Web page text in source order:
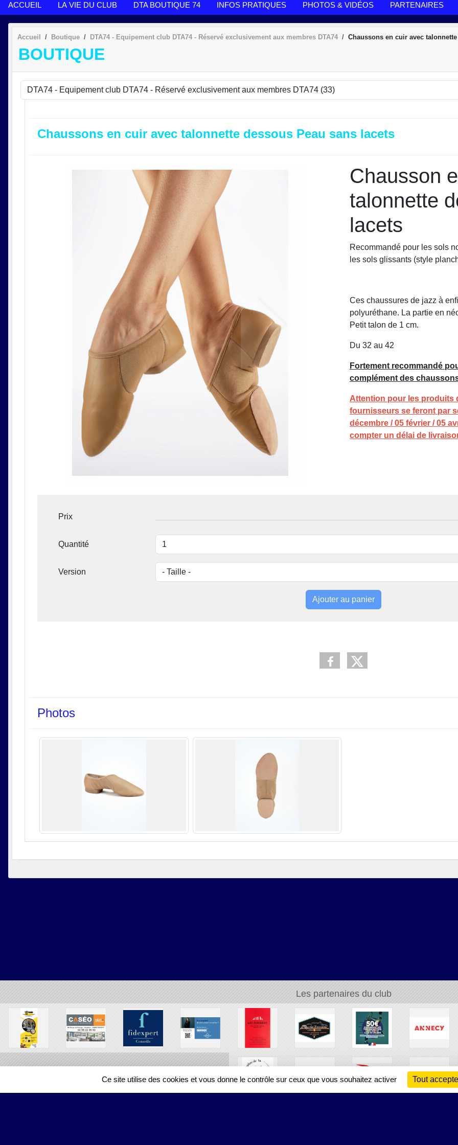
ACCUEIL LA VIE DU CLUB DTA BOUTIQUE 74 INFOS PRATIQUES PHOTOS & VIDÉOS PARTENAIRES
Accueil Boutique DTA74 - Equipement club DTA74 - Réservé exclusivement aux membres DTA74 Chaussons en cuir avec
BOUTIQUE
Chaussons en cuir avec talonnette dessous Peau sans lacets
Chausson
talonnette
lacets
Recommandé pour les sols
les sols glissants (style
Ces chaussures de jazz à
polyuréthane. La partie en
Petit talon de 1 cm.
Du 32 au 42
Fortement recommandé
complément des
Attention pour les produits
fournisseurs se feront par
décembre / 05 février / 05
compter un délai de
Prix
Quantité
Version
Ajouter au panier
Photos
Les partenaires du club
Ce site utilise des cookies et vous donne le contrôle sur ceux que vous souhaitez activer Tout